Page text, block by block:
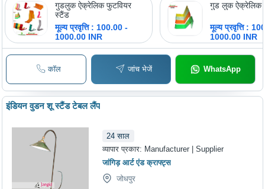
गुडलुक ऐक्रेलिक फुटवियर
स्टैंड
मूल्य प्रवृत्ति : 100.00 -
1000.00 INR
गुड लुक ऐक्रेलिक
मूल्य प्रवृत्ति :
1000.00 INR
कॉल जांच भेजें WhatsApp
इंडियन वुडन शू स्टैंड टेबल लैंप
24 साल
व्यापार प्रकार: Manufacturer | Supplier
जांगिड़ आर्ट एंड क्राफ्ट्स
जोधपुर